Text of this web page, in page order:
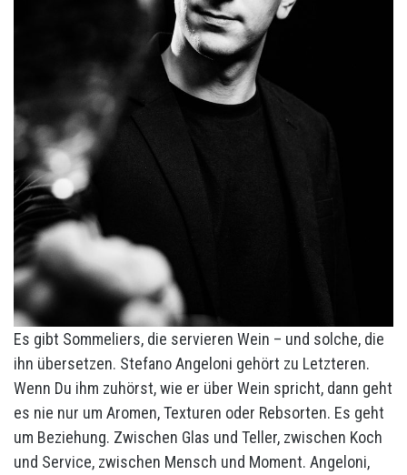
Es gibt Sommeliers, die servieren Wein – und solche, die
ihn übersetzen. Stefano Angeloni gehört zu Letzteren.
Wenn Du ihm zuhörst, wie er über Wein spricht, dann geht
es nie nur um Aromen, Texturen oder Rebsorten. Es geht
um Beziehung. Zwischen Glas und Teller, zwischen Koch
und Service, zwischen Mensch und Moment. Angeloni,